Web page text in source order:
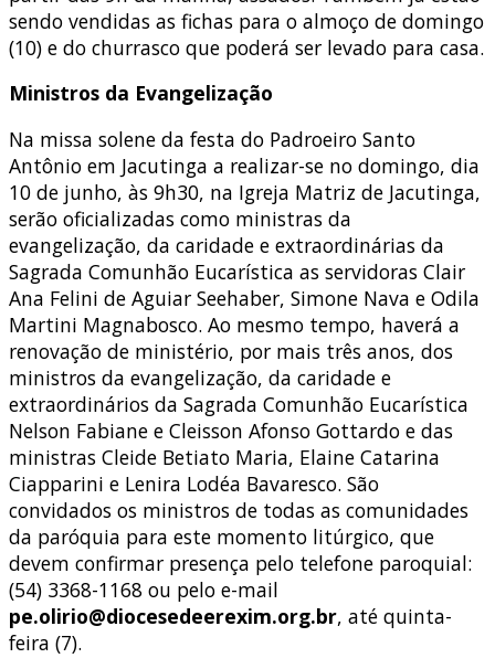
sendo vendidas as fichas para o almoço de domingo
(10) e do churrasco que poderá ser levado para casa.
Ministros da Evangelização
Na missa solene da festa do Padroeiro Santo
Antônio em Jacutinga a realizar-se no domingo, dia
10 de junho, às 9h30, na Igreja Matriz de Jacutinga,
serão oficializadas como ministras da
evangelização, da caridade e extraordinárias da
Sagrada Comunhão Eucarística as servidoras Clair
Ana Felini de Aguiar Seehaber, Simone Nava e Odila
Martini Magnabosco. Ao mesmo tempo, haverá a
renovação de ministério, por mais três anos, dos
ministros da evangelização, da caridade e
extraordinários da Sagrada Comunhão Eucarística
Nelson Fabiane e Cleisson Afonso Gottardo e das
ministras Cleide Betiato Maria, Elaine Catarina
Ciapparini e Lenira Lodéa Bavaresco. São
convidados os ministros de todas as comunidades
da paróquia para este momento litúrgico, que
devem confirmar presença pelo telefone paroquial:
(54) 3368-1168 ou pelo e-mail
pe.olirio@diocesedeerexim.org.br, até quinta-
feira (7).